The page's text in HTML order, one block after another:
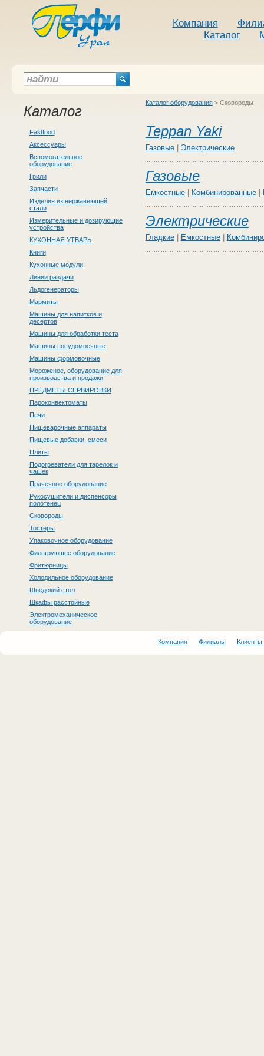
Компания
Каталог
Каталог
Fastfood
Аксессуары
Вспомогательное
оборудование
Грили
Запчасти
Изделия из нержавеющей
стали
Измерительные и дозирующие
устройства
КУХОННАЯ УТВАРЬ
Книги
Кухонные модули
Линии раздачи
Льдогенераторы
Мармиты
Машины для напитков и
десертов
Машины для обработки теста
Машины посудомоечные
Машины формовочные
Мороженое, оборудование для
производства и продажи
ПРЕДМЕТЫ СЕРВИРОВКИ
Пароконвектоматы
Печи
Пищеварочные аппараты
Пищевые добавки, смеси
Плиты
Подогреватели для тарелок и
чашек
Прачечное оборудование
Рукосушители и диспенсоры
полотенец
Сковороды
Тостеры
Упаковочное оборудование
Фильтрующее оборудование
Фритюрницы
Холодильное оборудование
Шведский стол
Шкафы расстойные
Электромеханическое
оборудование
Каталог оборудования> Сковороды
Teppan Yaki
Газовые| Электрические
Газовые
Емкостные| Комбинированные|
Электрические
Гладкие| Емкостные|
Компания Филиалы Клиенты